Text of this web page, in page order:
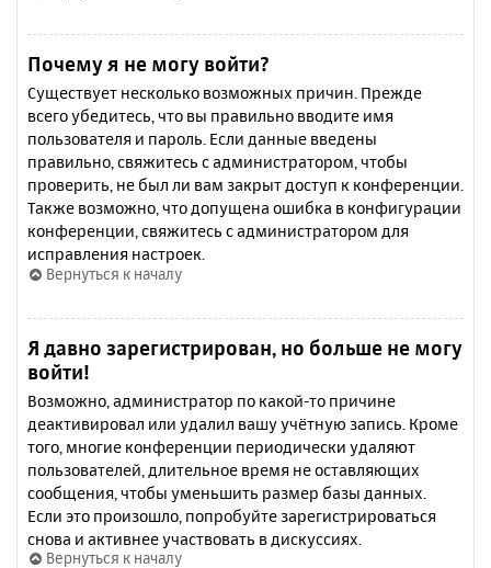
Почему я не могу войти?
Существует несколько возможных причин. Прежде
всего убедитесь, что вы правильно вводите имя
пользователя и пароль. Если данные введены
правильно, свяжитесь с администратором, чтобы
проверить, не был ли вам закрыт доступ к конференции.
Также возможно, что допущена ошибка в конфигурации
конференции, свяжитесь с администратором для
исправления настроек.
Вернуться к началу
Я давно зарегистрирован, но больше не могу
войти!
Возможно, администратор по какой-то причине
деактивировал или удалил вашу учётную запись. Кроме
того, многие конференции периодически удаляют
пользователей, длительное время не оставляющих
сообщения, чтобы уменьшить размер базы данных.
Если это произошло, попробуйте зарегистрироваться
снова и активнее участвовать в дискуссиях.
Вернуться к началу